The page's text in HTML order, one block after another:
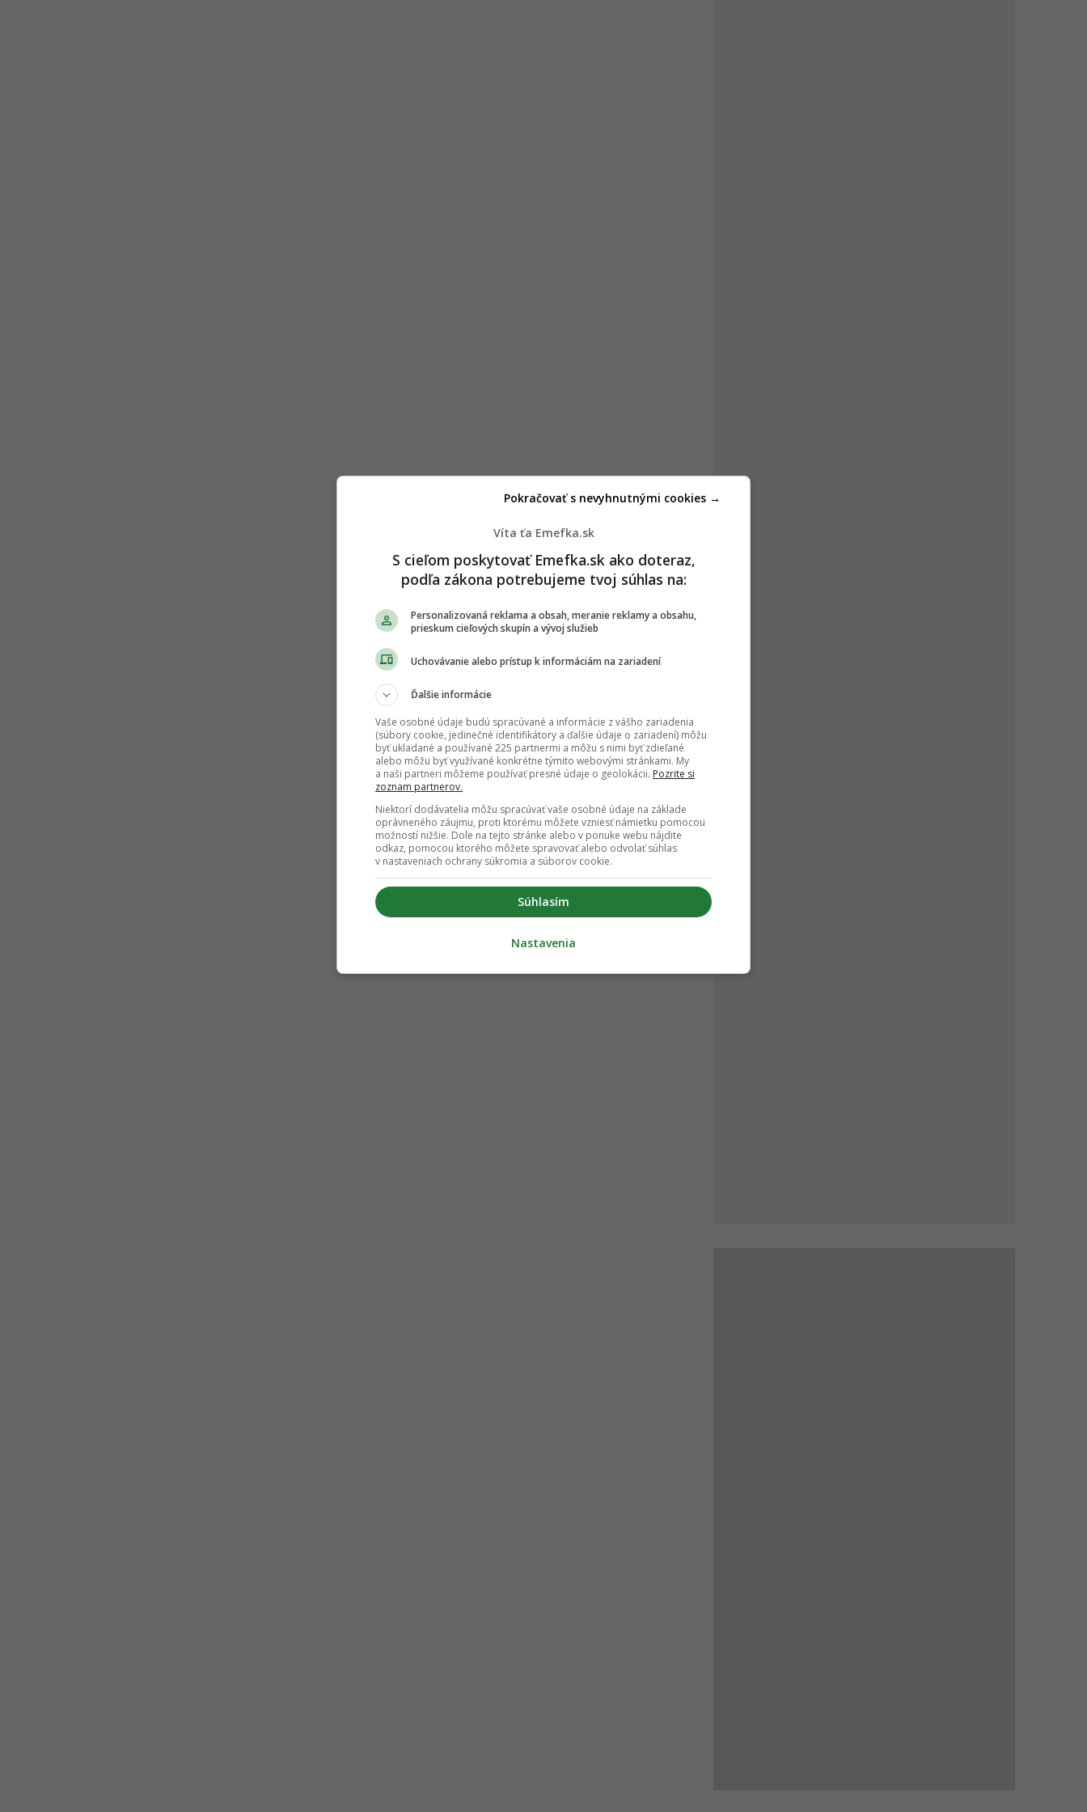
Víta ťa Emefka.sk
S cieľom poskytovať Emefka.sk ako doteraz,
podľa zákona potrebujeme tvoj súhlas na:
Personalizovaná reklama a obsah, meranie reklamy a obsahu,
prieskum cieľových skupín a vývoj služieb
Uchovávanie alebo prístup k informáciám na zariadení
Ďalšie informácie
Vaše osobné údaje budú spracúvané a informácie z vášho zariadenia
(súbory cookie, jedinečné identifikátory a ďalšie údaje o zariadení) môžu
byť ukladané a používané 225 partnermi a môžu s nimi byť zdieľané
alebo môžu byť využívané konkrétne týmito webovými stránkami. My
a naši partneri môžeme používať presné údaje o geolokácii. Pozrite si
zoznam partnerov.
Niektorí dodávatelia môžu spracúvať vaše osobné údaje na základe
oprávneného záujmu, proti ktorému môžete vzniesť námietku pomocou
možností nižšie. Dole na tejto stránke alebo v ponuke webu nájdite
odkaz, pomocou ktorého môžete spravovať alebo odvolať súhlas
v nastaveniach ochrany súkromia a súborov cookie.
Súhlasím
Pokračovať s nevyhnutnými cookies →
Nastavenia